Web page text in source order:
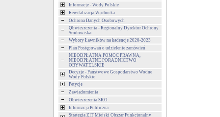
Informacje - Wody Polskie
Rewitalizacja Wąchocka
Ochrona Danych Osobowych
Obwieszczenia - Regionalny Dyrektor Ochrony
Środowiska
Wybory Ławników na kadencje 2020-2023
Plan Postępowań o udzielenie zamówień
NIEODPŁATNA POMOC PRAWNA,
NIEODPŁATNE PORADNICTWO
OBYWATELSKIE
Decyzje - Państwowe Gospodarstwo Wodne
Wody Polskie
Petycje
Zawiadomienia
Obwieszczenia SKO
Informacja Publiczna
Strategia ZIT Miejski Obszar Funkcjonalny